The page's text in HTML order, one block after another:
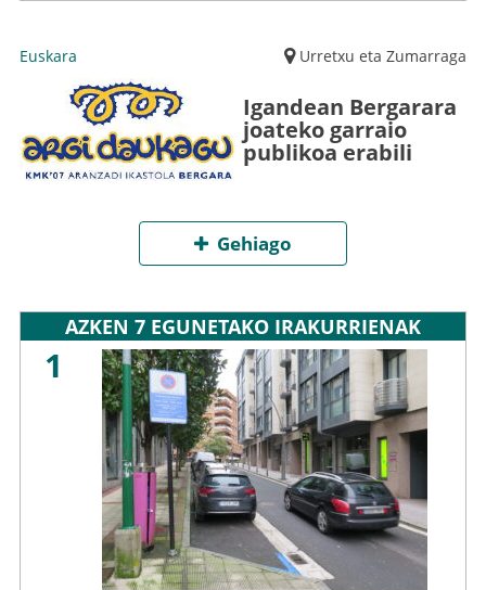
Euskara Urretxu eta Zumarraga
Igandean Bergarara
joateko garraio
publikoa erabili
Gehiago
AZKEN 7 EGUNETAKO IRAKURRIENAK
1